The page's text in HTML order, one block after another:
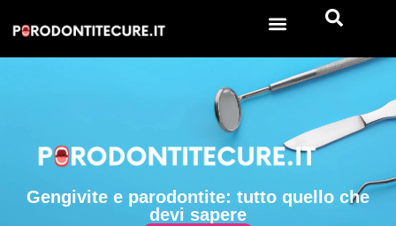
Gengivite e parodontite: tutto quello che
devi sapere